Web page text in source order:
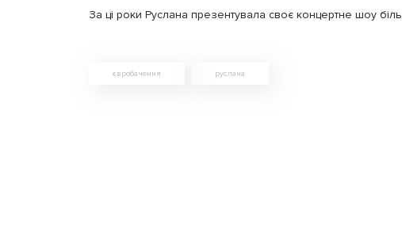
За ці роки Руслана презентувала своє концертне шоу
євробачення руслана